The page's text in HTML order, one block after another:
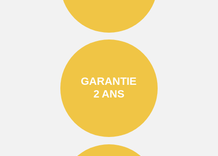
GARANTIE
2 ANS